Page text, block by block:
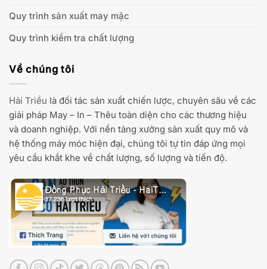
Quy trình sản xuất may mặc
Quy trình kiểm tra chất lượng
Về chúng tôi
Hải Triều là đối tác sản xuất chiến lược, chuyên sâu về các
giải pháp May – In – Thêu toàn diện cho các thương hiệu
và doanh nghiệp. Với nền tảng xưởng sản xuất quy mô và
hệ thống máy móc hiện đại, chúng tôi tự tin đáp ứng mọi
yêu cầu khắt khe về chất lượng, số lượng và tiến độ.